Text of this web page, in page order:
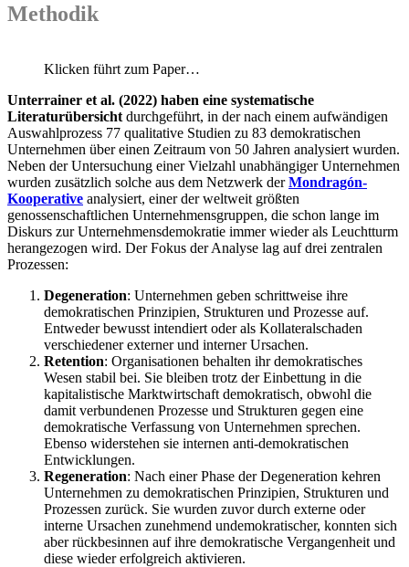
Methodik
Klicken führt zum Paper…
Unterrainer et al. (2022) haben eine systematische
Literaturübersicht durchgeführt, in der nach einem aufwändigen
Auswahlprozess 77 qualitative Studien zu 83 demokratischen
Unternehmen über einen Zeitraum von 50 Jahren analysiert wurden.
Neben der Untersuchung einer Vielzahl unabhängiger Unternehmen
wurden zusätzlich solche aus dem Netzwerk derMondragón-
Kooperative analysiert, einer der weltweit größten
genossenschaftlichen Unternehmensgruppen, die schon lange im
Diskurs zur Unternehmensdemokratie immer wieder als Leuchtturm
herangezogen wird. Der Fokus der Analyse lag auf drei zentralen
Prozessen:
Degeneration: Unternehmen geben schrittweise ihre
demokratischen Prinzipien, Strukturen und Prozesse auf.
Entweder bewusst intendiert oder als Kollateralschaden
verschiedener externer und interner Ursachen.
Retention: Organisationen behalten ihr demokratisches
Wesen stabil bei. Sie bleiben trotz der Einbettung in die
kapitalistische Marktwirtschaft demokratisch, obwohl die
damit verbundenen Prozesse und Strukturen gegen eine
demokratische Verfassung von Unternehmen sprechen.
Ebenso widerstehen sie internen anti-demokratischen
Entwicklungen.
Regeneration: Nach einer Phase der Degeneration kehren
Unternehmen zu demokratischen Prinzipien, Strukturen und
Prozessen zurück. Sie wurden zuvor durch externe oder
interne Ursachen zunehmend undemokratischer, konnten sich
aber rückbesinnen auf ihre demokratische Vergangenheit und
diese wieder erfolgreich aktivieren.